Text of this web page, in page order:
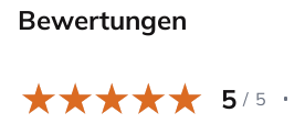
Bewertungen
5 / 5